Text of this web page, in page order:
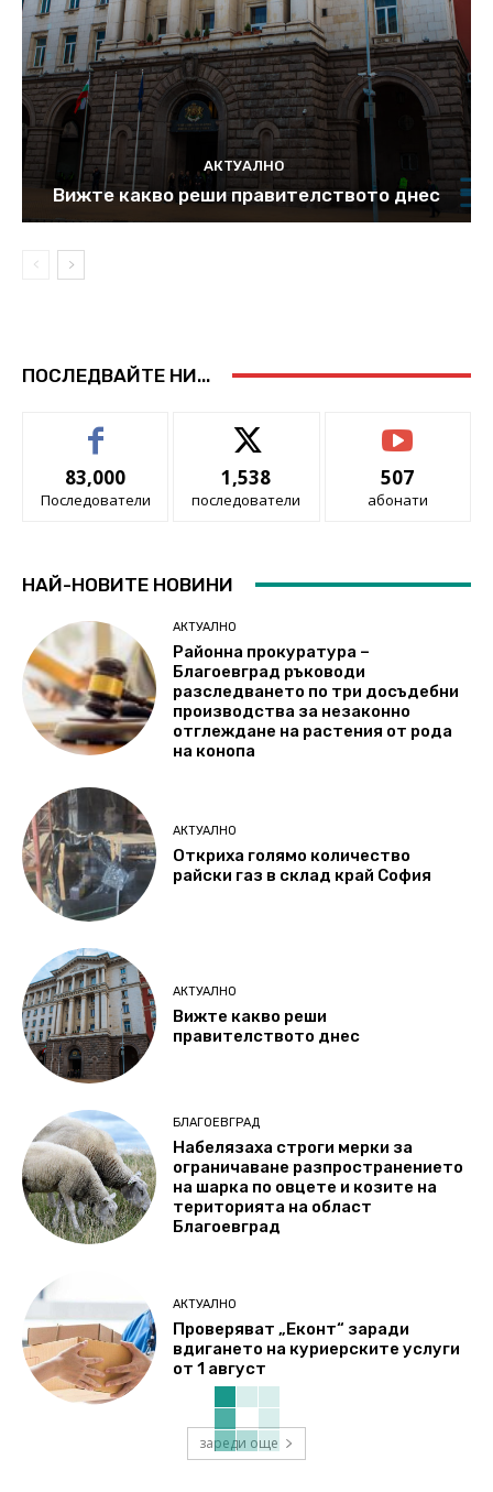
АКТУАЛНО
Вижте какво реши правителството днес
ПОСЛЕДВАЙТЕ НИ...
83,000
Последователи
1,538
последователи
507
абонати
НАЙ-НОВИТЕ НОВИНИ
АКТУАЛНО
Районна прокуратура –
Благоевград ръководи
разследването по три досъдебни
производства за незаконно
отглеждане на растения от рода
на конопа
АКТУАЛНО
Откриха голямо количество
райски газ в склад край София
АКТУАЛНО
Вижте какво реши
правителството днес
БЛАГОЕВГРАД
Набелязаха строги мерки за
ограничаване разпространението
на шарка по овцете и козите на
територията на област
Благоевград
АКТУАЛНО
Проверяват „Еконт“ заради
вдигането на куриерските услуги
от 1 август
зареди още